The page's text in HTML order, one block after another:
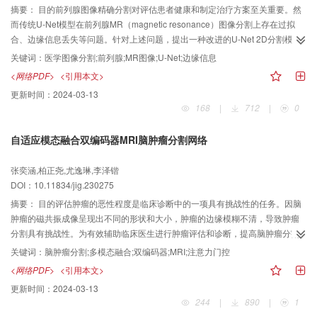
未知域下的噪声场景。
95.58%，Dice系数为93.45%，与其他的分割模型相比提高了4%～6%，将得
到的二值化分割图像进行四分类，Accuracy值达到95.24%。结论本文提出的
TransAS-UNet图像分割方法具有良好的性能和临床意义，该方法优于对比的二
维图像医学分割方法。
摘要： 目的前列腺图像精确分割对评估患者健康和制定治疗方案至关重要。然
而传统U-Net模型在前列腺MR（magnetic resonance）图像分割上存在过拟
合、边缘信息丢失等问题。针对上述问题，提出一种改进的U-Net 2D分割模
型，旨在增强边缘信息、降低噪声影响，进而提高前列腺分割效果。方法为缓
解过拟合现象，新模型通过对标准U-Net架构进行修改，将普通卷积替换为深度
可分离卷积，重新设计编码器和解码器结构，降低模型参数量；为保存分割结
果中的边缘信息，新模型通过ECA（efficient channel attention ）注意力机制
对U-Net解码器特征进行优化，以放大并保存小尺度目标的信息，并提出边缘信
的边缘信息衰退以及编码器和解码器特征之间的语义差距问题；利用空洞空间
样，扩大感受野，以消除特征噪声。结果在PROMISE12（prostate MR image
segmentation 2012）数据集上验证模型的有效性，并与6种基于U-Net的图像
分割方法进行对比，实验证明其分割结果在Dice系数（Dice coefficient，
DC）、HD95（95% Hausdorff distance）、召回率（recall）、Jaccard系数
和准确度（accuracy）等指标上均有提高，DC较U-Net提高了8.87%，HD95较
U-Net++和Attention U-Net分别降低了12.04 mm和3.03 mm。结论提出一种基
marginal information fusion U-Net，AIM-U-Net），其生成的分割图像具有丰
富的边缘信息和空间信息，其主观效果和客观评价指标均优于其他同类方法，
关键词： 医学图像分割;前列腺;MR图像;U-Net;边缘信息
<网络PDF> <引用本文>
更新时间： 2024-03-13
168
| 712 | 0
自适应模态融合双编码器MRI脑肿瘤分割网络
张奕涵,柏正尧,尤逸琳,李泽锴
DOI：10.11834/jig.230275
摘要： 目的评估肿瘤的恶性程度是临床诊断中的一项具有挑战性的任务。因脑
肿瘤的磁共振成像呈现出不同的形状和大小，肿瘤的边缘模糊不清，导致肿瘤
分割具有挑战性。为有效辅助临床医生进行肿瘤评估和诊断，提高脑肿瘤分割
精度，提出一种自适应模态融合双编码器分割网络D3D-
Net（double3DNet）。方法本文提出的网络使用多个编码器和特定的特征融合
的策略，采用双层编码器用于充分提取不同模态组合的图像特征，并在编码部
分利用特定的融合策略将来自上下两个子编码器的特征信息充分融合，去除冗
余特征。此外，在编码解码部分使用扩张多纤维模块在不增加计算开销的前提
关键词： 脑肿瘤分割;多模态融合;双编码器;MRI;注意力门控
<网络PDF> <引用本文>
更新时间： 2024-03-13
244
| 890 | 1